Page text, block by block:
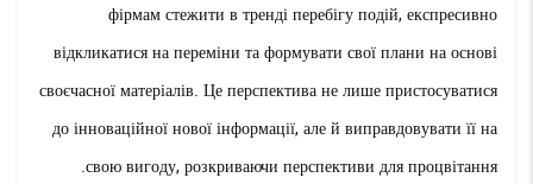
фірмам стежити в тренді перебігу подій, експресивно
відкликатися на переміни та формувати свої плани на основі
своєчасної матеріалів. Це перспектива не лише пристосуватися
до інноваційної нової інформації, але й виправдовувати її на
свою вигоду, розкриваючи перспективи для процвітання.